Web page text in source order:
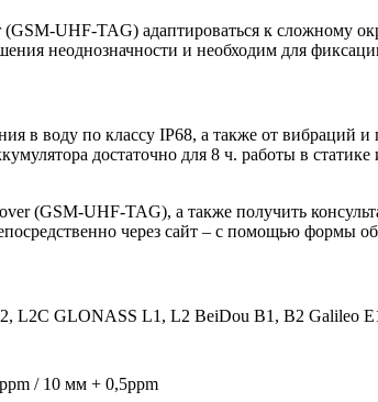
UHF-TAG) адаптироваться к сложному
неоднозначности и необходим для
в воду по классу IP68, а также от
достаточно для 8 ч. работы в
(GSM-UHF-TAG), а также получить
через сайт – с помощью формы
L2C GLONASS L1, L2 BeiDou B1, B2 Galileo
/ 10 мм + 0,5ppm